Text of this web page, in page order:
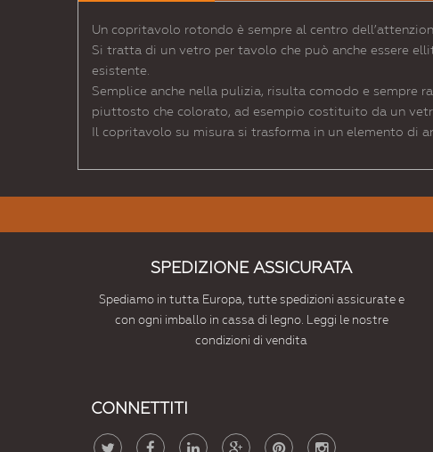
Un copritavolo rotondo è sempre al centro
Si tratta di un vetro per tavolo che può anche essere
esistente.
Semplice anche nella pulizia, risulta comodo e
piuttosto che colorato, ad esempio costituito da un
Il copritavolo su misura si trasforma in un elemento di
SPEDIZIONE ASSICURATA
Spediamo in tutta Europa, tutte spedizioni assicurate e
con ogni imballo in cassa di legno. Leggi le nostre
condizioni di vendita
CONNETTITI